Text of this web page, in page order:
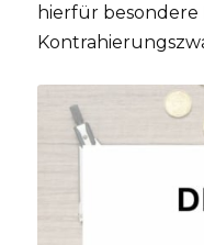
hierfür besondere